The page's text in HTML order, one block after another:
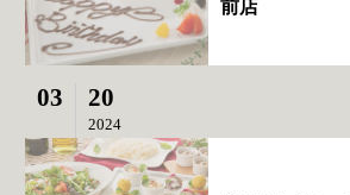
前店
03 20
2024